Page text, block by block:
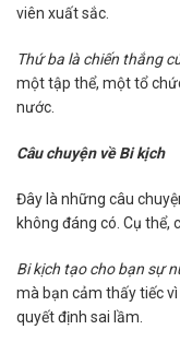
viên xuất sắc.
Thứ ba là chiến thắng
một tập thể, một tổ
nước.
Câu chuyện về Bi kịch
Đây là những câu
không đáng có. Cụ thể,
Bi kịch tạo cho bạn sự
mà bạn cảm thấy tiếc
quyết định sai lầm.